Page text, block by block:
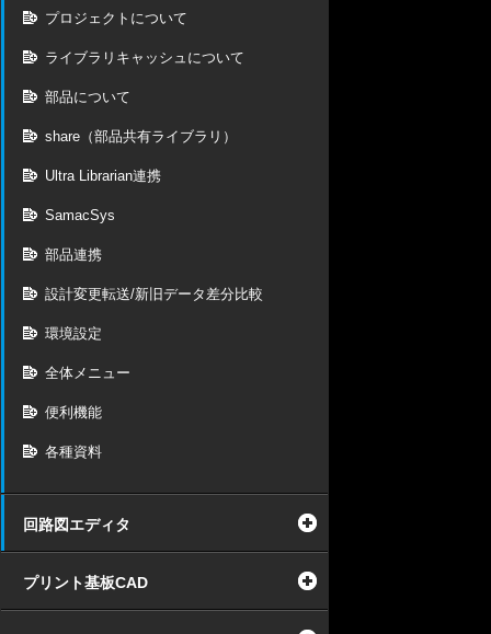
プロジェクトについて
ライブラリキャッシュについて
部品について
share（部品共有ライブラリ）
Ultra Librarian連携
SamacSys
部品連携
設計変更転送/新旧データ差分比較
環境設定
全体メニュー
便利機能
各種資料
回路図エディタ
プリント基板CAD